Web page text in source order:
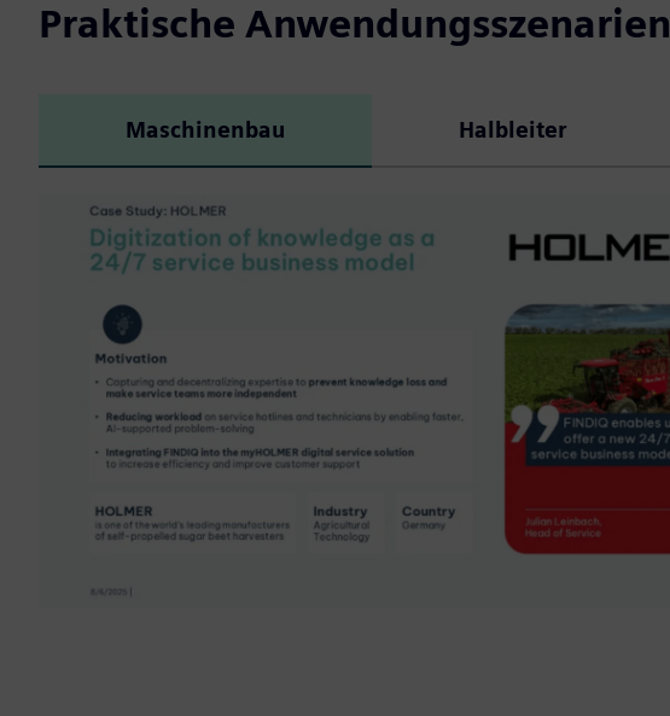
Praktische Anwendungsszenarien
Maschinenbau Halbleiter